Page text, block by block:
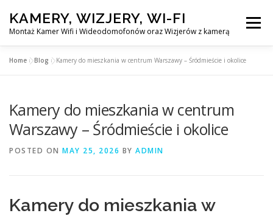
content
KAMERY, WIZJERY, WI-FI
Montaż Kamer Wifi i Wideodomofonów oraz Wizjerów z kamerą
Menu
MONTAŻ WIDEDOMOFONÓW
KONTAKT
EN
Home »Blog »Kamery do mieszkania w centrum Warszawy – Śródmieście i okolice
Kamery do mieszkania w centrum
Warszawy – Śródmieście i okolice
POSTED ON MAY 25, 2026 BY ADMIN
Kamery do mieszkania w